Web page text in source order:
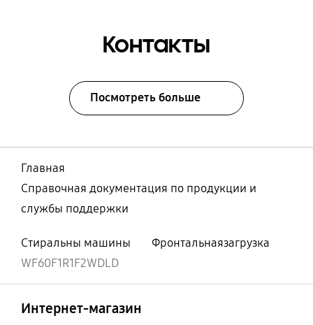
Контакты
Посмотреть больше
Главная
Справочная документация по продукции и
службы поддержки
Стиральны машины
Фронтальнаязагрузка
WF60F1R1F2WDLD
Интернет-магазин